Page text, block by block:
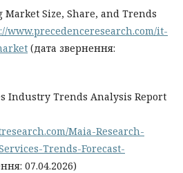
Size, Share, and Trends
www.precedenceresearch.com/it-
(дата звернення:
Industry Trends Analysis Report
Maia-Research-
Trends-Forecast-
07.04.2026)